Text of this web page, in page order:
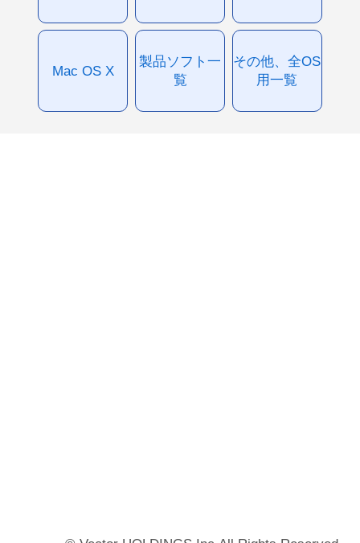
Mac OS X
製品ソフト一
覧
その他、全OS
用一覧